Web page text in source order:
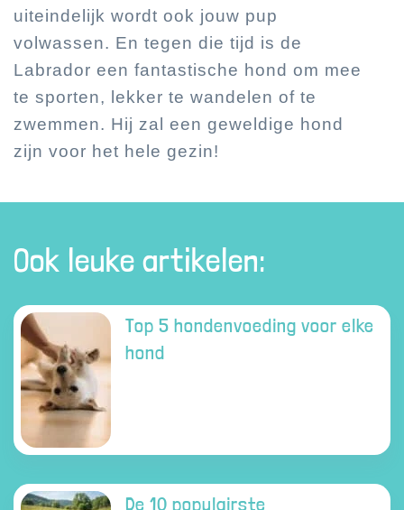
uiteindelijk wordt ook jouw pup
volwassen. En tegen die tijd is de
Labrador een fantastische hond om mee
te sporten, lekker te wandelen of te
zwemmen. Hij zal een geweldige hond
zijn voor het hele gezin!
Ook leuke artikelen:
Top 5 hondenvoeding voor elke
hond
De 10 populairste